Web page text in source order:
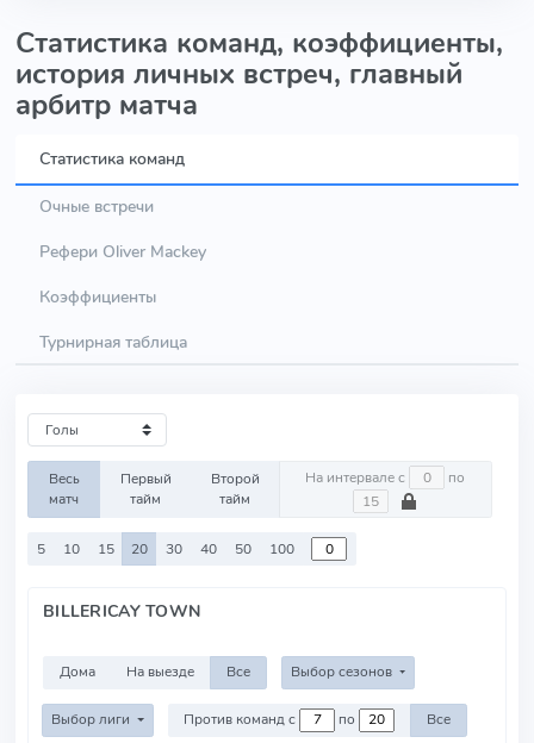
Статистика команд, коэффициенты,
история личных встреч, главный
арбитр матча
Статистика команд
Очные встречи
Рефери Oliver Mackey
Коэффициенты
Турнирная таблица
Весь
матч
Первый
тайм
Второй
тайм
На интервале с по
5 10 15 20 30 40 50 100
BILLERICAY TOWN
Дома На выезде Все Выбор сезонов
Выбор лиги Против команд с по Все